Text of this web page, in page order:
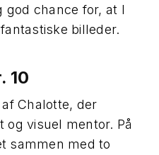
god chance for, at I
billeder.
10
Chalotte, der
visuel mentor. På
sammen med to